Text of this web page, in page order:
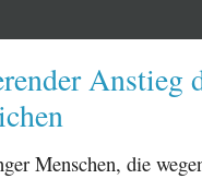
Anstieg
Menschen, die